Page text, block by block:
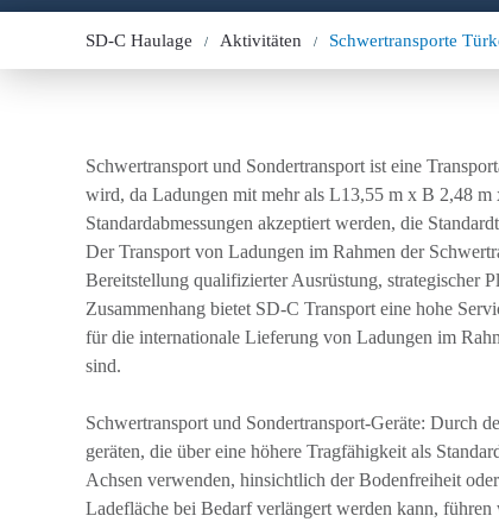
SD-C Haulage Aktivitäten Schwertransporte
Schwertransport und Sondertransport ist eine
wird, da Ladungen mit mehr als L13,55 m x B 2,48
Standardabmessungen akzeptiert werden, die
Der Transport von Ladungen im Rahmen der
Bereitstellung qualifizierter Ausrüstung, strategischer
Zusammenhang bietet SD-C Transport eine hohe
für die internationale Lieferung von Ladungen im
sind.
Schwertransport und Sondertransport-Geräte: Durch
geräten, die über eine höhere Tragfähigkeit als
Achsen verwenden, hinsichtlich der Bodenfreiheit
Ladefläche bei Bedarf verlängert werden kann,